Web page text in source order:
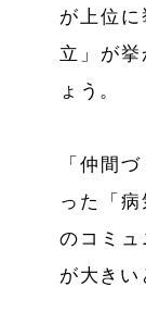
が上位
立」が
ょう。
「仲間
った「
のコミ
が大き